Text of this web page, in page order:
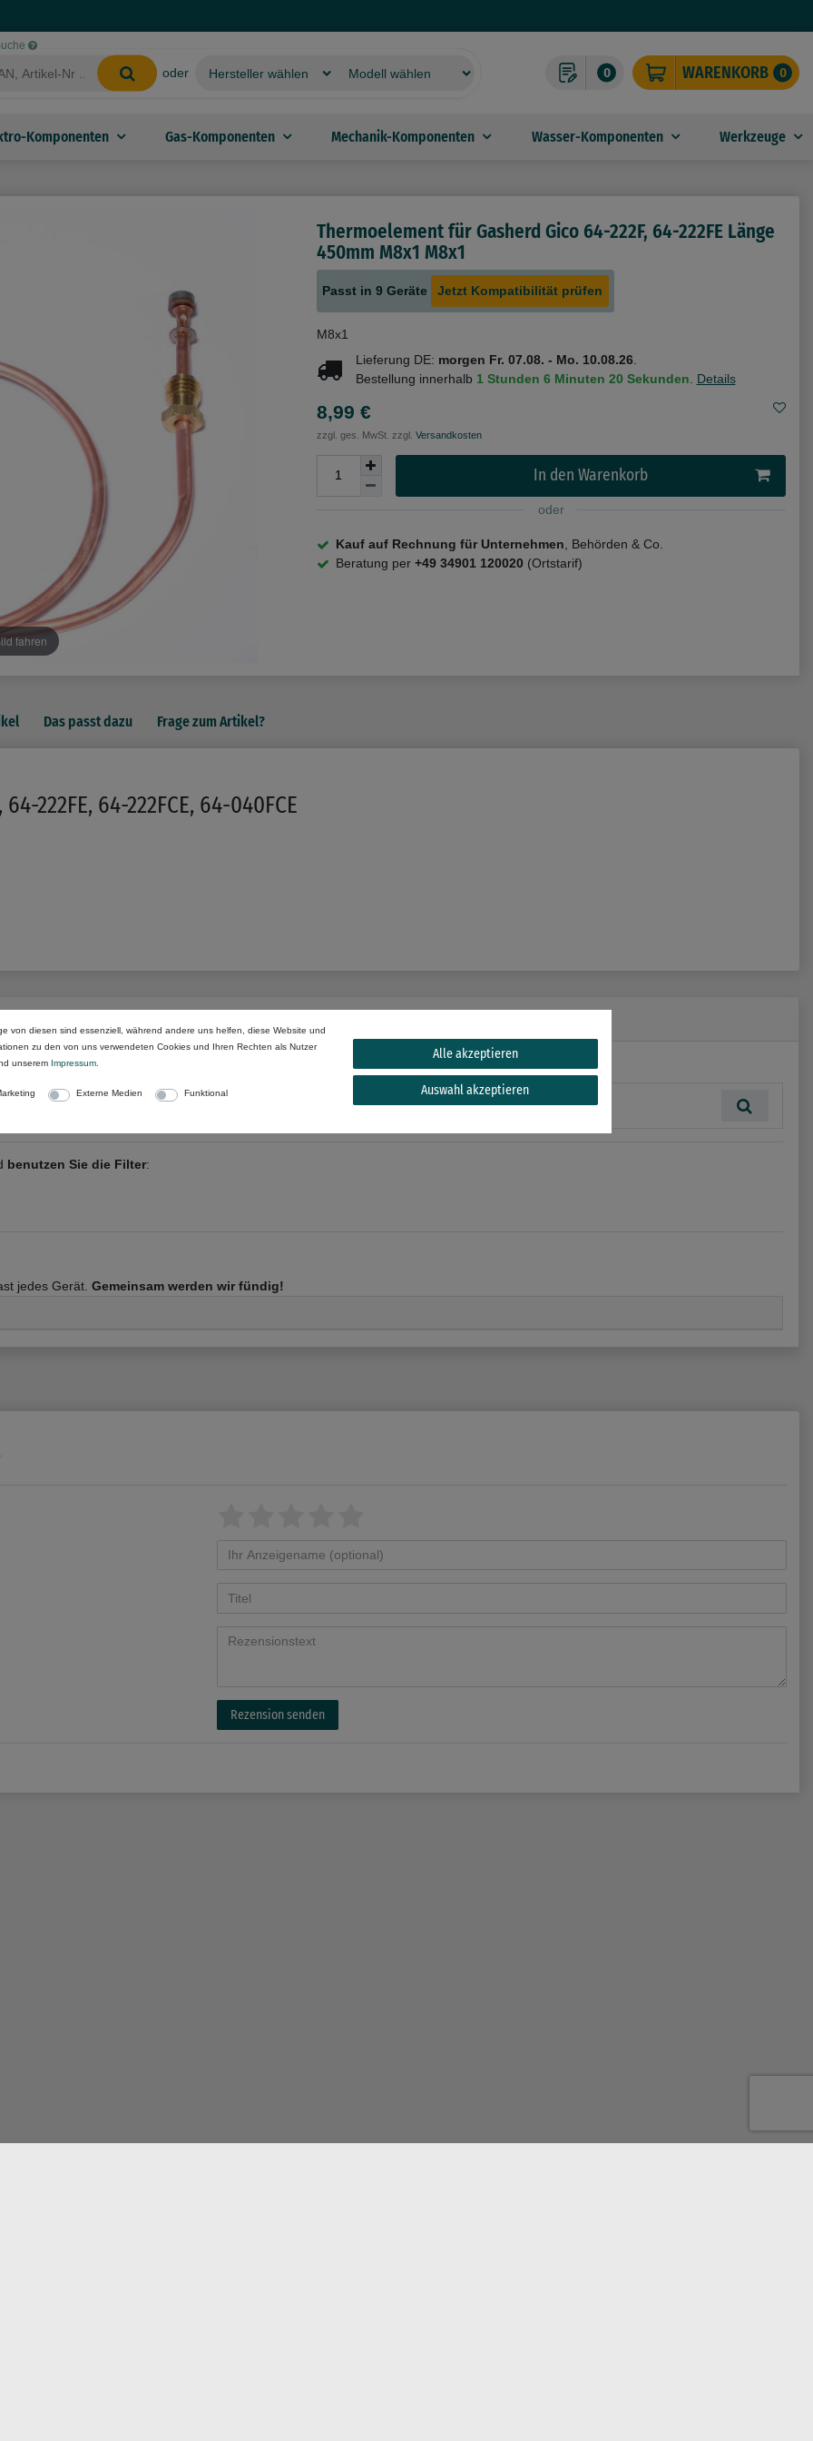
oder 0 WARENKORB 0
Komponenten Gas-Komponenten Mechanik-Komponenten Wasser-Komponenten Werkzeuge
fahren
Thermoelement für Gasherd Gico 64-222F, 64-222FE Länge
450mm M8x1 M8x1
Passt in 9 Geräte Jetzt Kompatibilität prüfen
M8x1
Lieferung DE: morgen Fr. 07.08. - Mo. 10.08.26.
Bestellung innerhalb 1 Stunden 6 Minuten 20 Sekunden. Details
8,99 €
zzgl. ges. MwSt. zzgl. Versandkosten
In den Warenkorb
oder
Kauf auf Rechnung für Unternehmen , Behörden & Co.
Beratung per +49 34901 120020 (Ortstarif)
Das passt dazu Frage zum Artikel?
222FE, 64-222FCE, 64-040FCE
Begriffen:
benutzen Sie die Filter:
jedes Gerät. Gemeinsam werden wir fündig!
Rezension senden
von diesen sind essenziell, während andere uns helfen, diese Website und
zu den von uns verwendeten Cookies und Ihren Rechten als Nutzer
unserem Impressum
Externe Medien Funktional
Alle akzeptieren
Auswahl akzeptieren